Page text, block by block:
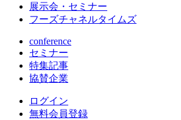
展示会・セミナー
フーズチャネルタイムズ
conference
セミナー
特集記事
協賛企業
ログイン
無料会員登録